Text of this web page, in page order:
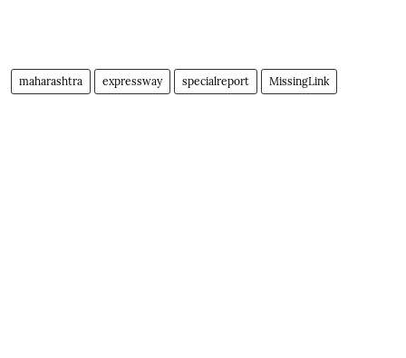
maharashtra expressway specialreport MissingLink